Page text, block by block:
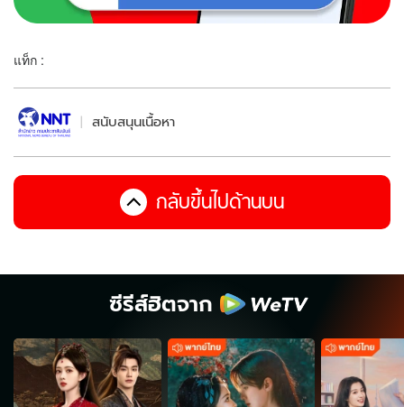
แท็ก :
สนับสนุนเนื้อหา
กลับขึ้นไปด้านบน
ซีรีส์ฮิตจาก